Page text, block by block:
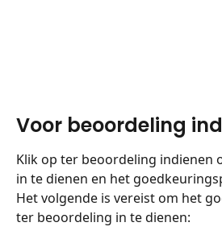
Voor beoordeling
Klik op ter beoordeling indienen
in te dienen en het
Het volgende is vereist om het
ter beoordeling in te dienen: